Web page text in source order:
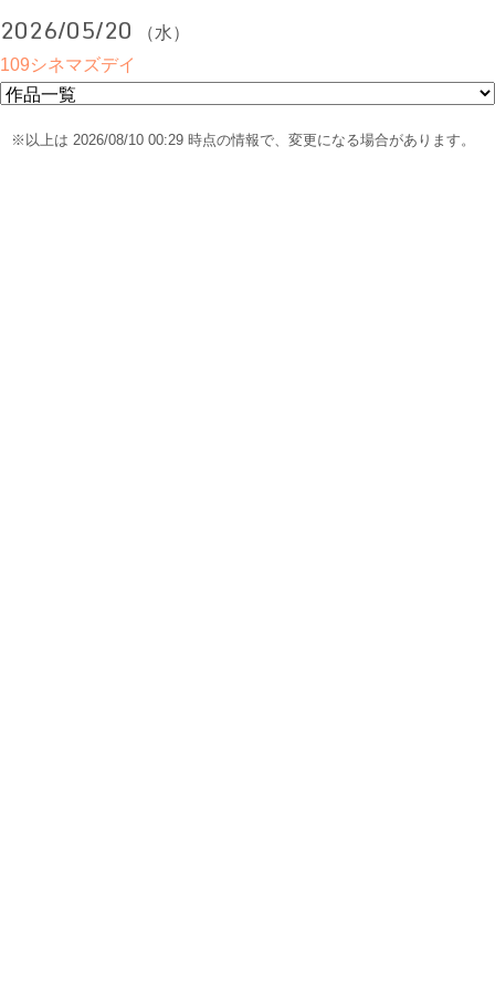
2026/05/20
（水）
109シネマズデイ
※以上は 2026/08/10 00:29 時点の情報で、変更になる場合があります。